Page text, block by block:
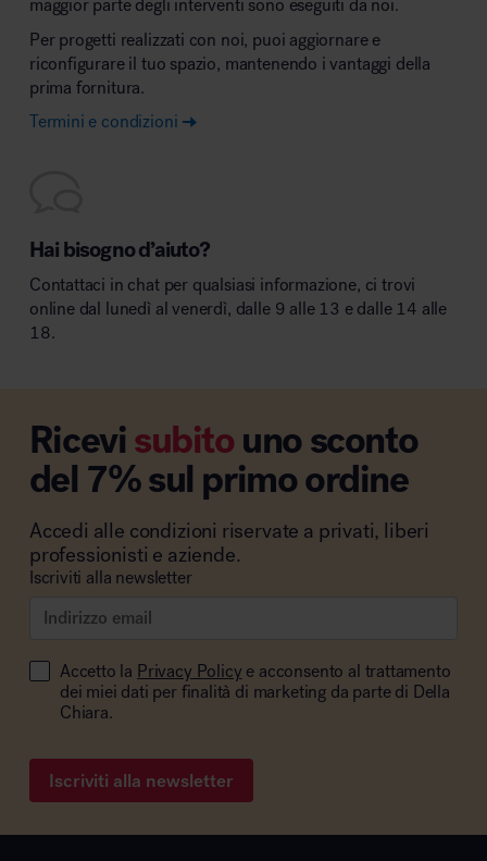
maggior parte degli interventi sono eseguiti da noi.
Per progetti realizzati con noi, puoi aggiornare e
riconfigurare il tuo spazio, mantenendo i vantaggi della
prima fornitura.
Termini e condizioni
Hai bisogno d’aiuto?
Contattaci in chat per qualsiasi informazione, ci trovi
online dal lunedì al venerdì, dalle 9 alle 13 e dalle 14 alle
18.
Ricevisubitouno sconto
del 7% sul primo ordine
Accedi alle condizioni riservate a privati, liberi
professionisti e aziende.
Iscriviti alla newsletter
Accetto la Privacy Policy e acconsento al trattamento
dei miei dati per finalità di marketing da parte di Della
Chiara.
Iscriviti alla newsletter